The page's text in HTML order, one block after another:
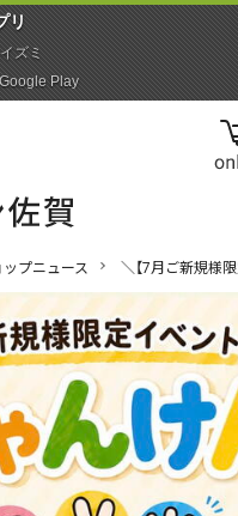
ップニュース ＼【7月ご新規様
リ‬
ズミ
Play